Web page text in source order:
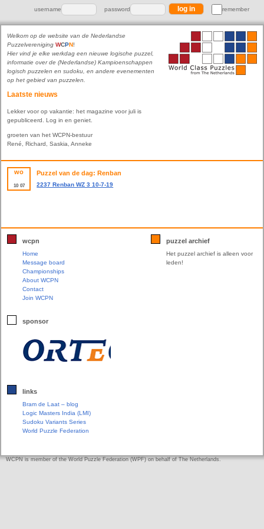
username password remember
Welkom op de website van de Nederlandse
Puzzelvereniging WCPN!
Hier vind je elke werkdag een nieuwe logische puzzel,
informatie over de (Nederlandse) Kampioenschappen
logisch puzzelen en sudoku, en andere evenementen
op het gebied van puzzelen.
Laatste nieuws
Lekker voor op vakantie: het magazine voor juli is
gepubliceerd. Log in en geniet.
groeten van het WCPN-bestuur
René, Richard, Saskia, Anneke
wo
10 07
Puzzel van de dag: Renban
2237 Renban WZ 3 10-7-19
wcpn
Home
Message board
Championships
About WCPN
Contact
Join WCPN
sponsor
links
Bram de Laat – blog
Logic Masters India (LMI)
Sudoku Variants Series
World Puzzle Federation
puzzel archief
Het puzzel archief is alleen voor
leden!
WCPN is member of the World Puzzle Federation (WPF) on behalf of The Netherlands.